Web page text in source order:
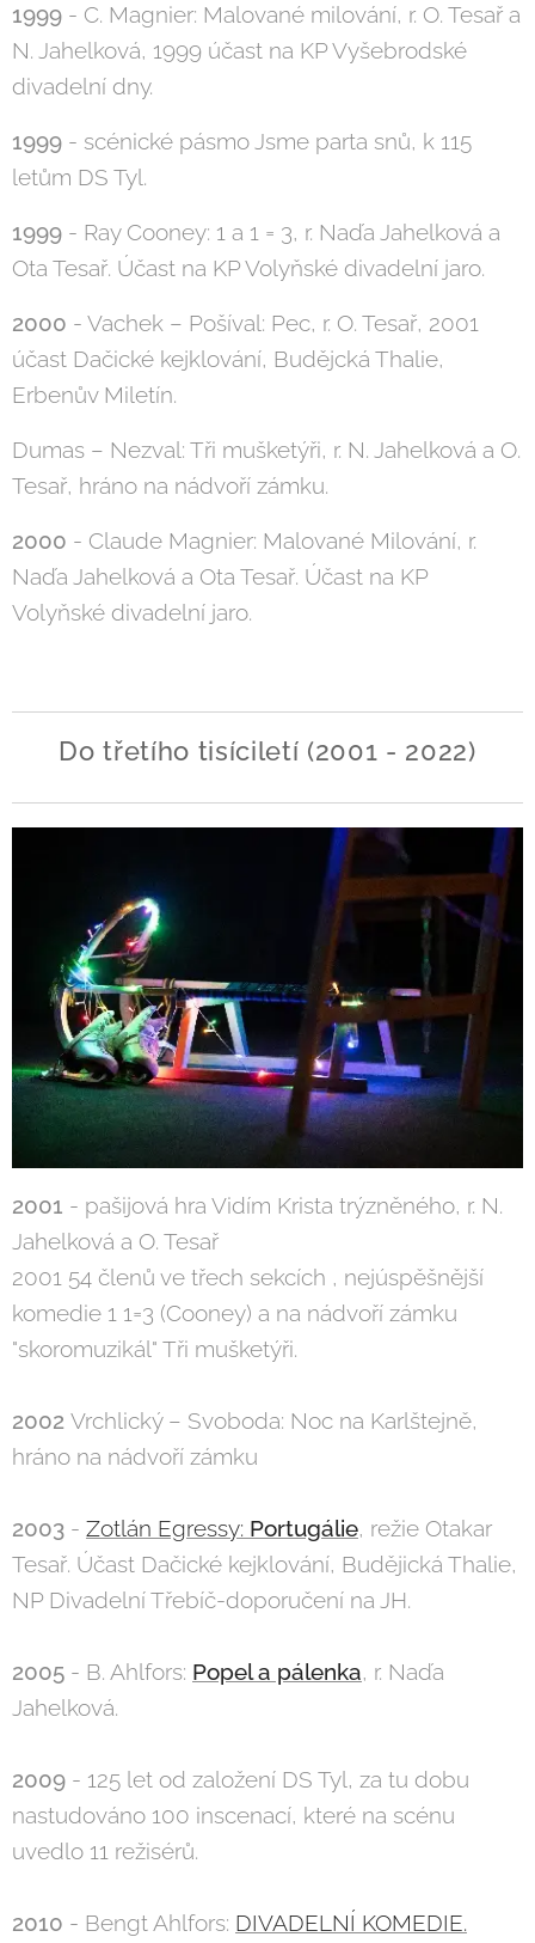
1999 - C. Magnier: Malované milování, r. O. Tesař a
N. Jahelková, 1999 účast na KP Vyšebrodské
divadelní dny.
1999 - scénické pásmo Jsme parta snů, k 115
letům DS Tyl.
1999 - Ray Cooney: 1 a 1 = 3, r. Naďa Jahelková a
Ota Tesař. Účast na KP Volyňské divadelní jaro.
2000 - Vachek – Pošíval: Pec, r. O. Tesař, 2001
účast Dačické kejklování, Budějcká Thalie,
Erbenův Miletín.
Dumas – Nezval: Tři mušketýři, r. N. Jahelková a O.
Tesař, hráno na nádvoří zámku.
2000 - Claude Magnier: Malované Milování, r.
Naďa Jahelková a Ota Tesař. Účast na KP
Volyňské divadelní jaro.
Do třetího tisíciletí (2001 - 2022)
2001 - pašijová hra Vidím Krista trýzněného, r. N.
Jahelková a O. Tesař
2001 54 členů ve třech sekcích , nejúspěšnější
komedie 1 1=3 (Cooney) a na nádvoří zámku
"skoromuzikál" Tři mušketýři.
2002 Vrchlický – Svoboda: Noc na Karlštejně,
hráno na nádvoří zámku
2003 - Zotlán Egressy: Portugálie, režie Otakar
Tesař. Účast Dačické kejklování, Budějická Thalie,
NP Divadelní Třebíč-doporučení na JH.
2005 - B. Ahlfors: Popel a pálenka, r. Naďa
Jahelková.
2009 - 125 let od založení DS Tyl, za tu dobu
nastudováno 100 inscenací, které na scénu
uvedlo 11 režisérů.
2010 - Bengt Ahlfors: DIVADELNÍ KOMEDIE.